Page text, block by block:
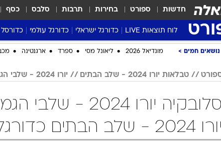
חדשות ספורט בחירות תרבות סלבס כסף
לוח תוצאות LIVE כדורגל ישראלי
ליגת העל Winner
גביע המדינה
שגרירים
נבחרות ישראל
ליגה לאומית
כדורגל עולמי
ליגה אנגלית
ליגה איטלקית
ליגה צרפתית
ליגת האלופות
הליגה האירופית
כדורסל
ליגת
יורוליג
כדורסל
נושאים חמים מונדיאל 2026 ליאונל מסי ספרד ארגנטינה
טבלאות יורו 2024 - שלב הבתים יורו 2024 - שלבי הגמר
סלובקיה יורו 2024
יורו 2024 - שלב הבתים כדורגל